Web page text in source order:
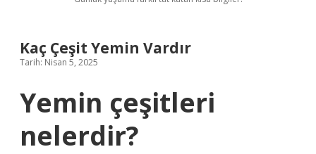
Kaç Çeşit Yemin Vardır
Tarih: Nisan 5, 2025
Yemin çeşitleri
nelerdir?